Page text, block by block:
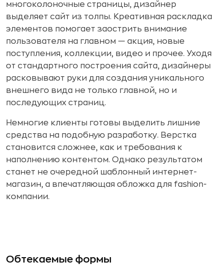
многоколоночные страницы, дизайнер
выделяет сайт из толпы. Креативная раскладка
элементов помогает заострить внимание
пользователя на главном — акция, новые
поступления, коллекции, видео и прочее. Уходя
от стандартного построения сайта, дизайнеры
расковывают руки для создания уникального
внешнего вида не только главной, но и
последующих страниц.
Немногие клиенты готовы выделить лишние
средства на подобную разработку. Верстка
становится сложнее, как и требования к
наполнению контентом. Однако результатом
станет не очередной шаблонный интернет-
магазин, а впечатляющая обложка для fashion-
компании.
Обтекаемые формы